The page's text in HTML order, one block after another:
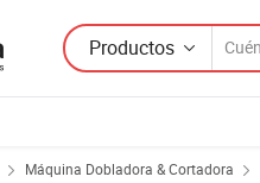
Productos
Máquina Dobladora & Cortadora